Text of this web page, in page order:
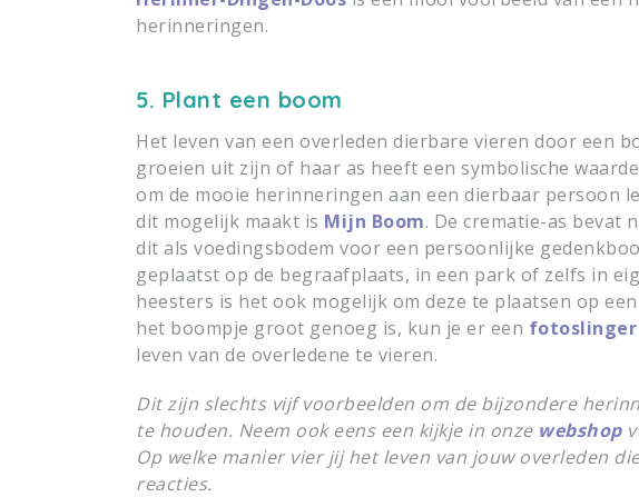
herinneringen.
5. Plant een boom
Het leven van een overleden dierbare vieren door een
groeien uit zijn of haar as heeft een symbolische
om de mooie herinneringen aan een dierbaar persoon
dit mogelijk maakt is Mijn Boom. De crematie-as bevat
dit als voedingsbodem voor een persoonlijke
geplaatst op de begraafplaats, in een park of zelfs in
heesters is het ook mogelijk om deze te plaatsen op
het boompje groot genoeg is, kun je er een fotoslinger
leven van de overledene te vieren.
Dit zijn slechts vijf voorbeelden om de bijzondere
te houden. Neem ook eens een kijkje in onze webshop
Op welke manier vier jij het leven van jouw overleden
reacties.